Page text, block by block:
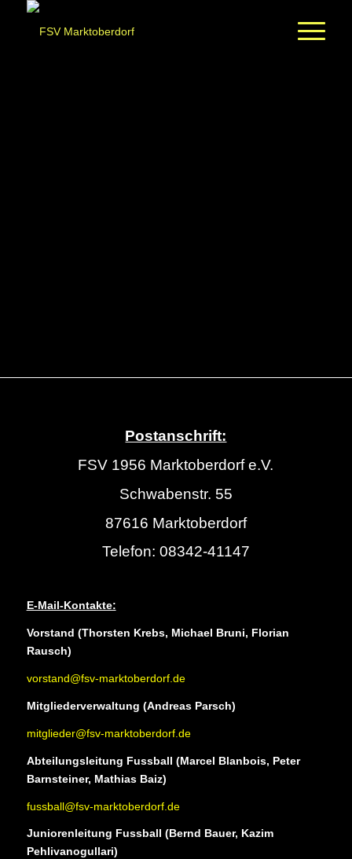
Postanschrift:
FSV 1956 Marktoberdorf e.V.
Schwabenstr. 55
87616 Marktoberdorf
Telefon: 08342-41147
E-Mail-Kontakte:
Vorstand (Thorsten Krebs, Michael Bruni, Florian
Rausch)
vorstand@fsv-marktoberdorf.de
Mitgliederverwaltung (Andreas Parsch)
mitglieder@fsv-marktoberdorf.de
Abteilungsleitung Fussball (Marcel Blanbois, Peter
Barnsteiner, Mathias Baiz)
fussball@fsv-marktoberdorf.de
Juniorenleitung Fussball (Bernd Bauer, Kazim
Pehlivanogullari)